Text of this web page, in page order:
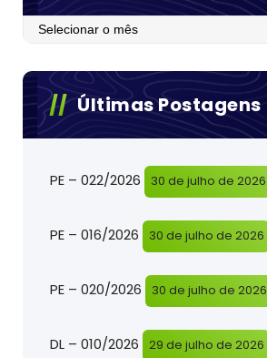
Postagens
Últimas Postagens
PE – 022/2026 30 de julho de 2026
PE – 016/2026 30 de julho de 2026
PE – 020/2026 30 de julho de 2026
DL – 010/2026 29 de julho de 2026